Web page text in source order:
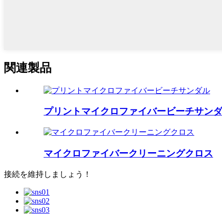
関連製品
プリントマイクロファイバービーチサン
マイクロファイバークリーニングクロス
接続を維持しましょう！